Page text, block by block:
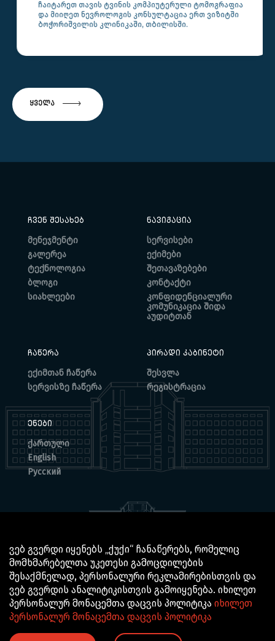
ჩაიტარეთ თავის ტვინის კომპიუტერული ტომოგრაფია
და მიიღეთ ნევროლოგის კონსულტაცია ერთ ვიზიტში
ბოჭორიშვილის კლინიკაში, თბილისში.
ᲧᲕᲔᲚᲐ
ᲩᲕᲔᲜ ᲨᲔᲡᲐᲮᲔᲑ
მენეჯმენტი
გალერეა
ტექნოლოგია
ბლოგი
სიახლეები
ᲜᲐᲕᲘᲒᲐᲪᲘᲐ
სერვისები
ექიმები
შეთავაზებები
კონტაქტი
კონფიდენციალური
კომუნიკაცია შიდა
აუდიტთან
ᲩᲐᲬᲔᲠᲐ
ექიმთან ჩაწერა
სერვისზე ჩაწერა
ᲞᲘᲠᲐᲓᲘ ᲙᲐᲑᲘᲜᲔᲢᲘ
შესვლა
რეგისტრაცია
ᲔᲜᲔᲑᲘ
ქართული
English
Русский
© 2025 BOCHORISHVILI CLINIC IS PROUDLY POWERED BY
GTN TECHNOLOGICS
ვებ გვერდი იყენებს „ქუქი“ ჩანაწერებს, რომელიც
მომხმარებელთა უკეთესი გამოცდილების
შესაქმნელად, პერსონალური რეკლამირებისთვის და
ვებ გვერდის ანალიტიკისთვის გამოიყენება. იხილეთ
პერსონალურ მონაცემთა დაცვის პოლიტიკა იხილეთ
პერსონალურ მონაცემთა დაცვის პოლიტიკა